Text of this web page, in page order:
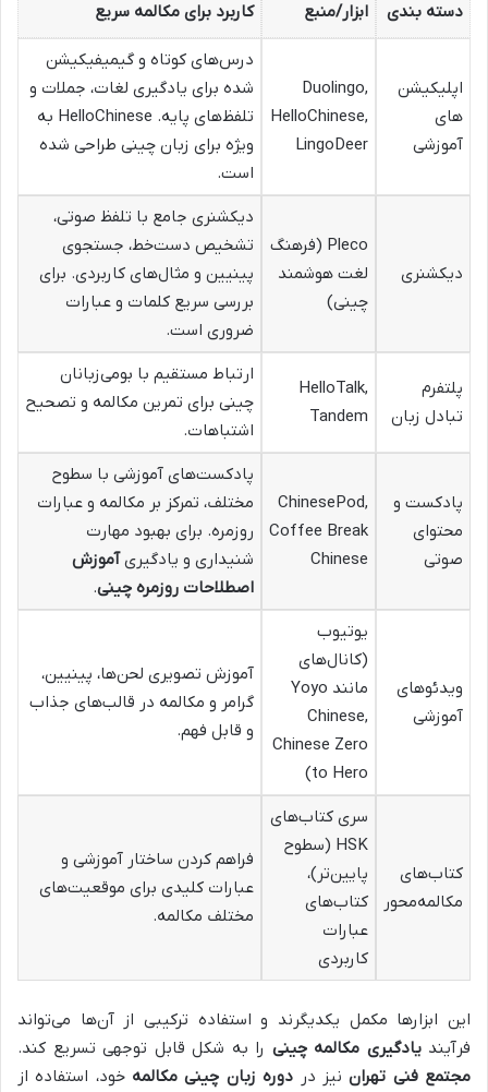
دسته بندی ابزار/منبع کاربرد برای مکالمه سریع
اپلیکیشن
های
آموزشی
Duolingo,
HelloChinese,
LingoDeer
درس‌های کوتاه و گیمیفیکیشن
شده برای یادگیری لغات، جملات و
تلفظ‌های پایه. HelloChinese به
ویژه برای زبان چینی طراحی شده
است.
دیکشنری
Pleco (فرهنگ
لغت هوشمند
چینی)
دیکشنری جامع با تلفظ صوتی،
تشخیص دست‌خط، جستجوی
پینیین و مثال‌های کاربردی. برای
بررسی سریع کلمات و عبارات
ضروری است.
پلتفرم
تبادل زبان
HelloTalk,
Tandem
ارتباط مستقیم با بومی‌زبانان
چینی برای تمرین مکالمه و تصحیح
اشتباهات.
پادکست و
محتوای
صوتی
ChinesePod,
Coffee Break
Chinese
پادکست‌های آموزشی با سطوح
مختلف، تمرکز بر مکالمه و عبارات
روزمره. برای بهبود مهارت
شنیداری و یادگیریآموزش
اصطلاحات روزمره چینی.
ویدئوهای
آموزشی
یوتیوب
(کانال‌های
مانند Yoyo
Chinese,
Chinese Zero
to Hero)
آموزش تصویری لحن‌ها، پینیین،
گرامر و مکالمه در قالب‌های جذاب
و قابل فهم.
کتاب‌های
مکالمه‌محور
سری کتاب‌های
HSK (سطوح
پایین‌تر)،
کتاب‌های
عبارات
کاربردی
فراهم کردن ساختار آموزشی و
عبارات کلیدی برای موقعیت‌های
مختلف مکالمه.
این ابزارها مکمل یکدیگرند و استفاده ترکیبی از آن‌ها می‌تواند
فرآیندیادگیری مکالمه چینی را به شکل قابل توجهی تسریع کند.
مجتمع فنی تهراننیز در دوره زبان چینی مکالمه خود، استفاده از